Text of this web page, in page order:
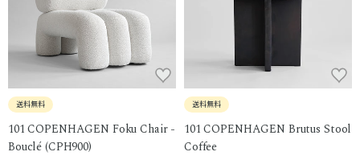
送料無料
101 COPENHAGEN Foku Chair -
Bouclé (CPH900)
送料無料
101 COPENHAGEN Brutus Stool
Coffee